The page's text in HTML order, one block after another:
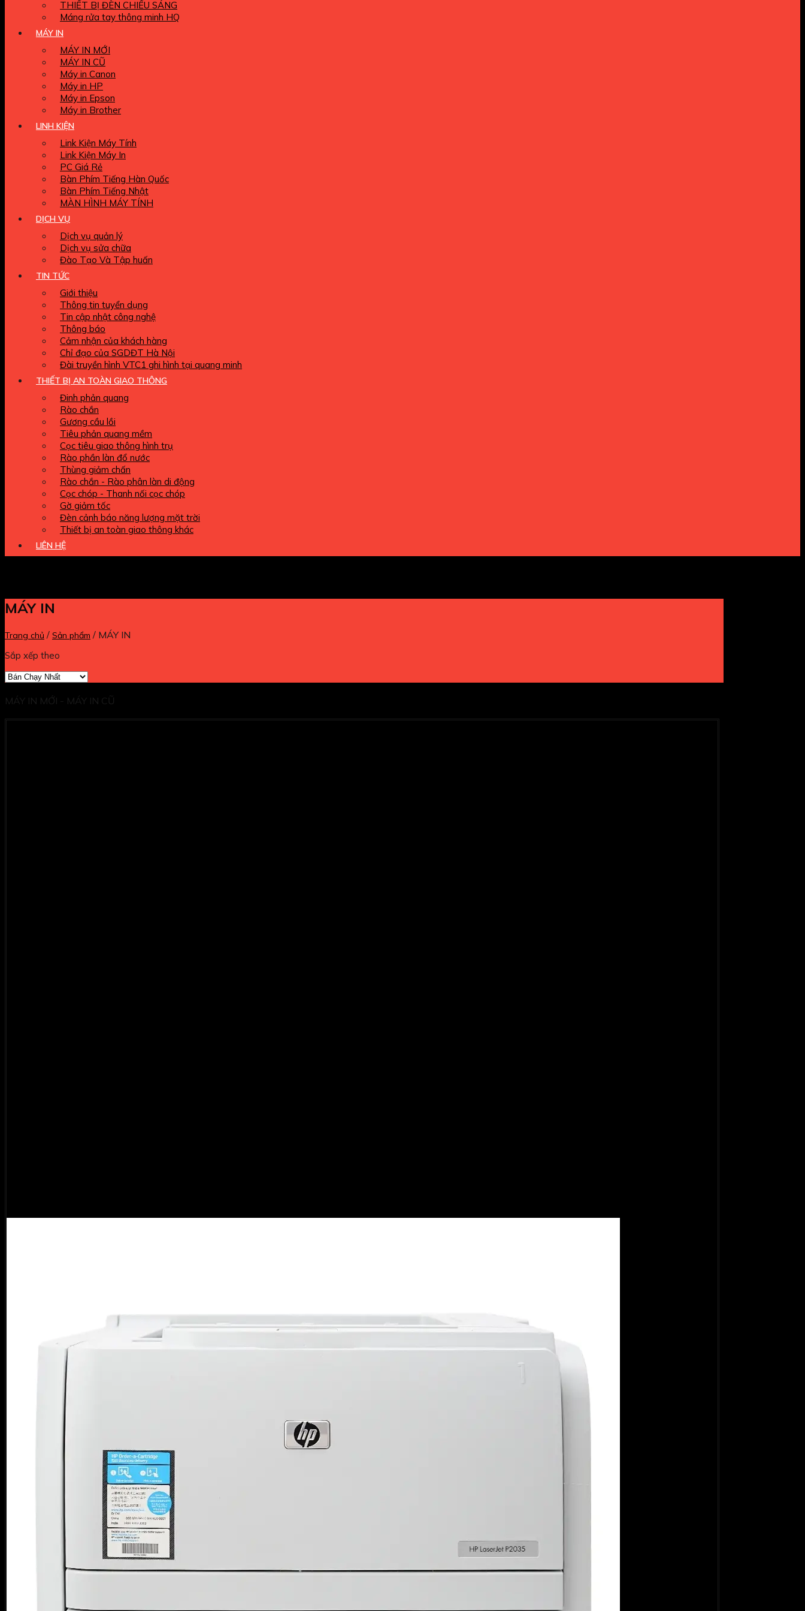
THIẾT BỊ ĐÈN CHIẾU SÁNG
Máng rửa tay thông minh HQ
MÁY IN
MÁY IN MỚI
MÁY IN CŨ
Máy in Canon
Máy in HP
Máy in Epson
Máy in Brother
LINH KIỆN
Link Kiện Máy Tính
Link Kiện Máy In
PC Giá Rẻ
Bàn Phím Tiếng Hàn Quốc
Bàn Phím Tiếng Nhật
MÀN HÌNH MÁY TÍNH
DỊCH VỤ
Dịch vụ quản lý
Dịch vụ sửa chữa
Đào Tạo Và Tập huấn
TIN TỨC
Giới thiệu
Thông tin tuyển dụng
Tin cập nhật công nghệ
Thông báo
Cảm nhận của khách hàng
Chỉ đạo của SGDĐT Hà Nội
Đài truyền hình VTC1 ghi hình tại quang minh
THIẾT BỊ AN TOÀN GIAO THÔNG
Đinh phản quang
Rào chắn
Gương cầu lồi
Tiêu phản quang mềm
Cọc tiêu giao thông hình trụ
Rào phần làn đổ nước
Thùng giảm chấn
Rào chắn - Rào phân làn di động
Cọc chóp - Thanh nối cọc chóp
Gờ giảm tốc
Đèn cảnh báo năng lượng mặt trời
Thiết bị an toàn giao thông khác
LIÊN HỆ
MÁY IN
Trang chủ / Sản phẩm / MÁY IN
Sắp xếp theo
MÁY IN MỚI - MÁY IN CŨ